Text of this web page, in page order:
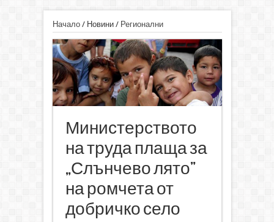
Начало/ Новини/ Регионални
Министерството
на труда плаща за
„Слънчево лято”
на ромчета от
добричко село